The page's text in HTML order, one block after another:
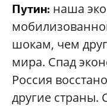
Путин: наша
шокам, чем
мира. Спад
Россия
другие страны.